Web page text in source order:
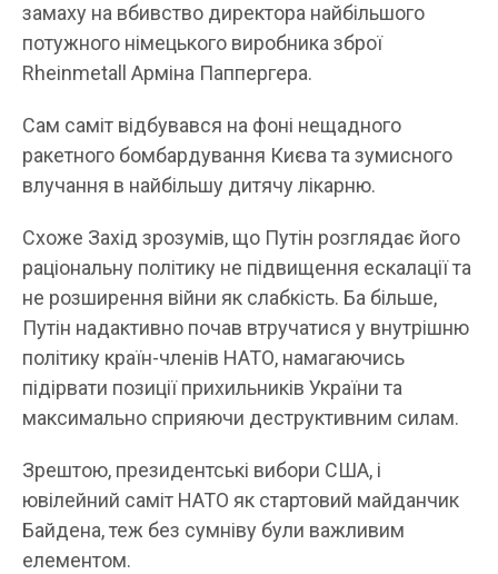
замаху на вбивство директора найбільшого
потужного німецького виробника зброї
Rheinmetall Арміна Паппергера.
Сам саміт відбувався на фоні нещадного
ракетного бомбардування Києва та зумисного
влучання в найбільшу дитячу лікарню.
Схоже Захід зрозумів, що Путін розглядає його
раціональну політику не підвищення ескалації та
не розширення війни як слабкість. Ба більше,
Путін надактивно почав втручатися у внутрішню
політику країн-членів НАТО, намагаючись
підірвати позиції прихильників України та
максимально сприяючи деструктивним силам.
Зрештою, президентські вибори США, і
ювілейний саміт НАТО як стартовий майданчик
Байдена, теж без сумніву були важливим
елементом.